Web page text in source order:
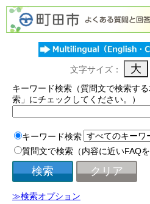
文字サイズ：
キーワード検索（質問文で検索す
索」にチェックしてください。）
キーワード検索
質問文で検索（内容に近いFAQを
≫検索オプション